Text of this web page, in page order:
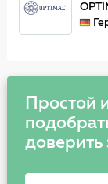
Простой